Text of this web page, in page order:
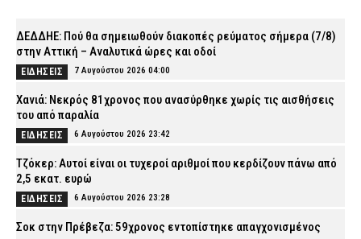
ΔΕΔΔΗΕ: Πού θα σημειωθούν διακοπές ρεύματος σήμερα (7/8)
στην Αττική – Αναλυτικά ώρες και οδοί
ΕΙΔΗΣΕΙΣ 7 Αυγούστου 2026 04:00
Χανιά: Νεκρός 81χρονος που ανασύρθηκε χωρίς τις αισθήσεις
του από παραλία
ΕΙΔΗΣΕΙΣ 6 Αυγούστου 2026 23:42
Τζόκερ: Αυτοί είναι οι τυχεροί αριθμοί που κερδίζουν πάνω από
2,5 εκατ. ευρώ
ΕΙΔΗΣΕΙΣ 6 Αυγούστου 2026 23:28
Σοκ στην Πρέβεζα: 59χρονος εντοπίστηκε απαγχονισμένος